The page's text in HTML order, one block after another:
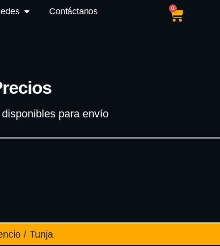
Contáctanos 0
para envío
/ Tunja